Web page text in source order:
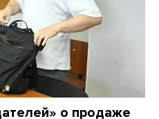
о продаже